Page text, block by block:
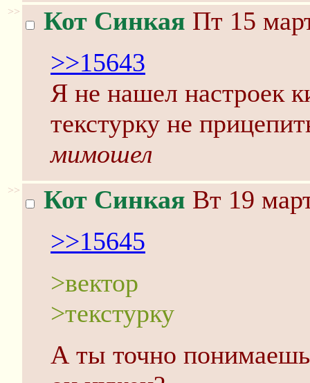
>> Кот Синкая Пт 15
>>15643
Я не нашел настроек
текстурку не
мимошел
>> Кот Синкая Вт 19
>>15645
>вектор
>текстурку
А ты точно